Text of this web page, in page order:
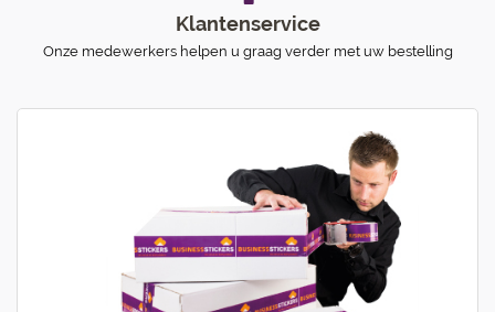
Klantenservice
Onze medewerkers helpen u graag verder met uw bestelling